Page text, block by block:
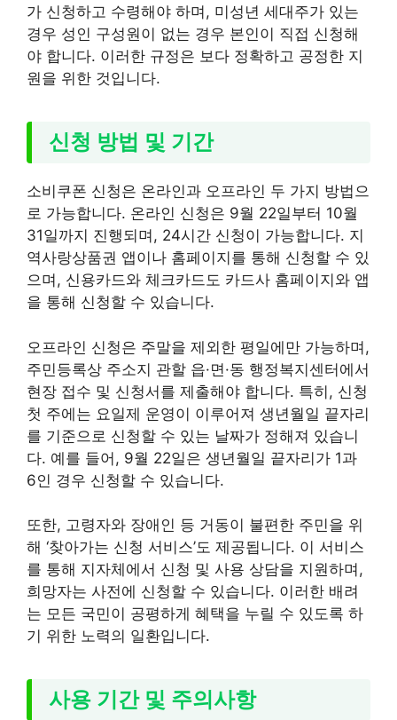
가 신청하고 수령해야 하며, 미성년 세대주가 있는
경우 성인 구성원이 없는 경우 본인이 직접 신청해
야 합니다. 이러한 규정은 보다 정확하고 공정한 지
원을 위한 것입니다.
신청 방법 및 기간
소비쿠폰 신청은 온라인과 오프라인 두 가지 방법으
로 가능합니다. 온라인 신청은 9월 22일부터 10월
31일까지 진행되며, 24시간 신청이 가능합니다. 지
역사랑상품권 앱이나 홈페이지를 통해 신청할 수 있
으며, 신용카드와 체크카드도 카드사 홈페이지와 앱
을 통해 신청할 수 있습니다.
오프라인 신청은 주말을 제외한 평일에만 가능하며,
주민등록상 주소지 관할 읍·면·동 행정복지센터에서
현장 접수 및 신청서를 제출해야 합니다. 특히, 신청
첫 주에는 요일제 운영이 이루어져 생년월일 끝자리
를 기준으로 신청할 수 있는 날짜가 정해져 있습니
다. 예를 들어, 9월 22일은 생년월일 끝자리가 1과
6인 경우 신청할 수 있습니다.
또한, 고령자와 장애인 등 거동이 불편한 주민을 위
해 ‘찾아가는 신청 서비스’도 제공됩니다. 이 서비스
를 통해 지자체에서 신청 및 사용 상담을 지원하며,
희망자는 사전에 신청할 수 있습니다. 이러한 배려
는 모든 국민이 공평하게 혜택을 누릴 수 있도록 하
기 위한 노력의 일환입니다.
사용 기간 및 주의사항